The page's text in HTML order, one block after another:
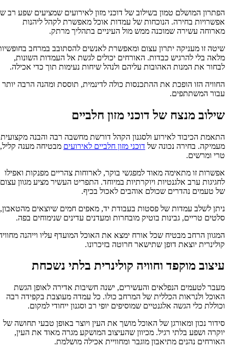
הפתרון המושלם טמון בשילוב של דוכני מזון לאירועים שמציעים שפע רב של
אפשרויות בחירה. הנוכחות של עמדות אוכל מאפשרת לקהל ליהנות
מארוחה עשירה שמוכנה ממש מול העיניים בתהליך מרתק.
שיטה זו מעניקה יתרון עצום ומאפשרת לאנשים להסתובב במרחב בחופשיות
מלאה בלי להרגיש כבדות. האורחים יכולים לגשת אל העמדות השונות,
לבחור את המנות האהובות עליהם ולנהל שיחות נעימות תוך כדי אכילה.
החוויה הזו הופכת את ההתכנסות כולה לדינמית, תוססת ומהנה הרבה יותר
עבור המשתתפים.
שילוב מנצח של דוכני מזון חלביים
התאמת הכיבוד לאירוע ולסגנון הקהל דורשת מחשבה רבה והבנה מקצועית
מעמיקה. בחירה נכונה שלדוכני מזון חלביים לאירועיםמבטיחה מענה קליל,
טרי ומרשים.
אפשרות זו מתאימה מאוד למפגשי בוקר, לארוחות צהריים מפנקות ואפילו
לחגיגות ערב אלגנטיות ויוקרתיות במיוחד. התפריט העשיר מציע מגוון עצום
של טעמים נהדרים שכולם אוהבים לאכול בכיף.
ניתן לשלב עמדות של פסטות בעבודת יד, מאפים חמים שיוצאים מהטאבון,
סלטים טריים, גבינות בוטיק מובחרות ומעדנים עדינים שנימוחים בפה.
המגוון הרחב מבטיח שכל אורח ימצא את האוכל המועדף עליו וייהנה מחוויה
קולינרית יוצאת דופן שתישאר חרוטה בזיכרונו.
עיצוב מוקפד וחוויה קולינרית בלתי נשכחת
מעבר לטעמים הנפלאים והעשירים, ישנה חשיבות אדירה לאופן הגשת
האוכל ולנראות הכללית של המרחב כולו. כל עמדה מעוצבת בקפידה רבה
וכוללת כלי הגשה אלגנטיים שמוסיפים יופי רב וסגנון ייחודי למקום.
סידור נכון ומאורגן של האוכל מושך את העין ויוצר באופן טבעי תחושה של
יוקרה ושפע בלתי רגיל. מכיוון שהעיצוב המושקע מגרה מאוד את העין,
האורחים נהנים מתיאבון מוגבר ומחוויית אכילה מושלמת.